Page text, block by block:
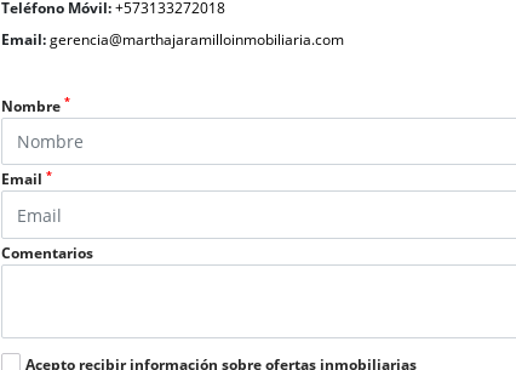
Teléfono Móvil:+573133272018
Email:gerencia@marthajaramilloinmobiliaria.com
Nombre*
Email*
Comentarios
Acepto recibir información sobre ofertas inmobiliarias